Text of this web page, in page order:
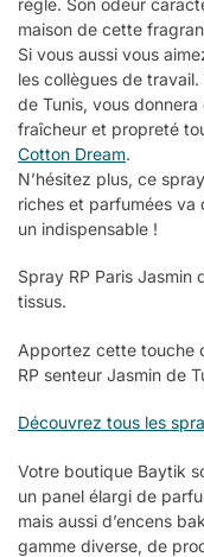
règle. Son odeur
maison de cette
Si vous aussi vous
les collègues de
de Tunis, vous
fraîcheur et propreté
Cotton Dream.
N’hésitez plus, ce
riches et parfumées va
un indispensable !
Spray RP Paris Jasmin
tissus.
Apportez cette touche
RP senteur Jasmin de
Découvrez tous les
Votre boutique Baytik
un panel élargi de
mais aussi d’encens
gamme diverse, de